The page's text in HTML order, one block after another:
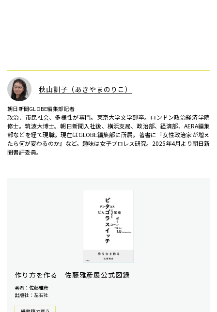
秋山訓子（あきやまのりこ）
朝日新聞GLOBE編集部記者
政治、市民社会、多様性が専門。東京大学文学部卒。ロンドン政治経済学院
修士。筑波大博士。朝日新聞入社後、横浜支局、政治部、経済部、AERA編集
部などを経て現職。現在はGLOBE編集部に所属。著書に『女性政治家が増え
たら何が変わるのか』など。趣味は女子プロレス研究。2025年4月より朝日新
聞書評委員。
作り方を作る 佐藤雅彦展公式図録
著者：佐藤雅彦
出版社：左右社